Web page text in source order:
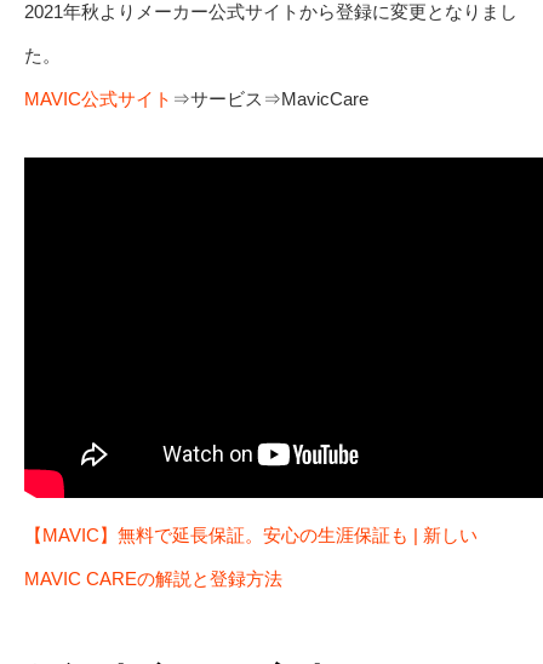
2021年秋よりメーカー公式サイトから登録に変更となりまし
た。
MAVIC公式サイト ⇒サービス⇒MavicCare
【MAVIC】無料で延長保証。安心の生涯保証も | 新しい
MAVIC CAREの解説と登録方法